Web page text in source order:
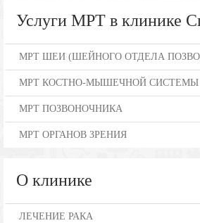
Услуги МРТ в клинике
МРТ ШЕИ (ШЕЙНОГО ОТДЕЛА
МРТ КОСТНО-МЫШЕЧНОЙ СИСТЕМЫ
МРТ ПОЗВОНОЧНИКА
МРТ ОРГАНОВ ЗРЕНИЯ
О клинике
ЛЕЧЕНИЕ РАКА